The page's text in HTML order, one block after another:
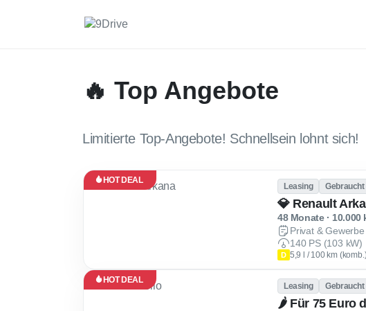
🔥 Top Angebote
Limitierte Top-Angebote! Schnellsein lohnt sich!
HOT DEAL
Leasing Gebraucht
💎 Renault
48 Monate · 10.000
Privat & Gewerbe
140 PS (103 kW)
D 5,9 l / 100 km
HOT DEAL
Leasing Gebraucht
🌶 Für 75 Euro